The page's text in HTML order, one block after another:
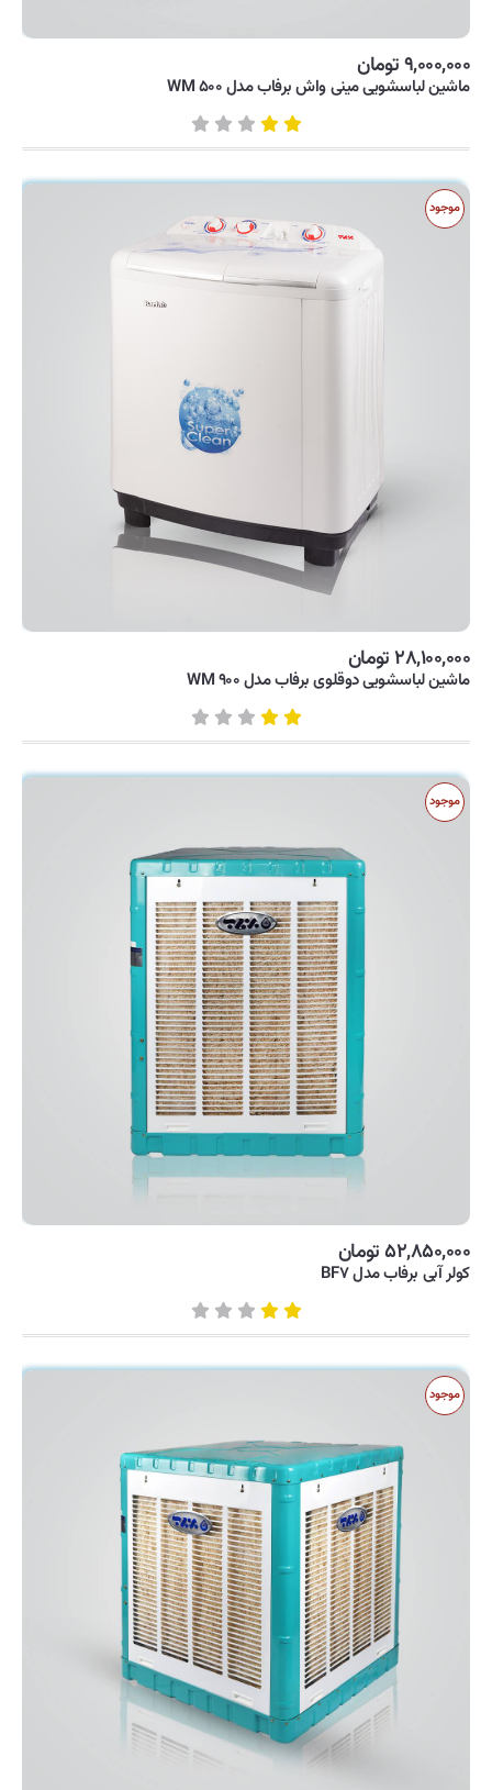
۹,۰۰۰,۰۰۰ تومان
ماشین لباسشویی مینی واش برفاب مدل WM ۵۰۰
موجود
۲۸,۱۰۰,۰۰۰ تومان
ماشین لباسشویی دوقلوی برفاب مدل WM ۹۰۰
موجود
۵۲,۸۵۰,۰۰۰ تومان
کولر آبی برفاب مدل BF۷
موجود